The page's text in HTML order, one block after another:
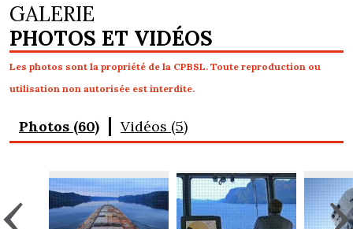
GALERIE
PHOTOS ET VIDÉOS
Les photos sont la propriété de la CPBSL. Toute reproduction ou
utilisation non autorisée est interdite.
Photos (60) Vidéos (5)